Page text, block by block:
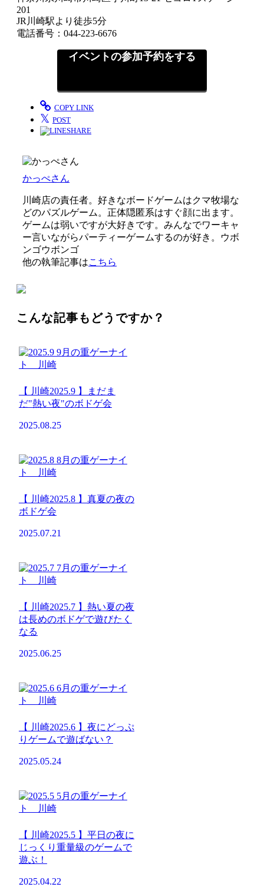
201
JR川崎駅より徒歩5分
電話番号：044-223-6676
イベントの参加予約をする
COPY LINK
𝕏 POST
SHARE
かっぺさん
川崎店の責任者。好きなボードゲームはクマ牧場な
どのパズルゲーム。正体隠匿系はすぐ顔に出ます。
ゲームは弱いですが大好きです。みんなでワーキャ
ー言いながらパーティーゲームするのが好き。ウボ
ンゴウボンゴ
他の執筆記事はこちら
こんな記事もどうですか？
【 川崎2025.9 】まだま
だ"熱い夜"のボドゲ会
2025.08.25
【 川崎2025.8 】真夏の夜の
ボドゲ会
2025.07.21
【 川崎2025.7 】熱い夏の夜
は長めのボドゲで遊びたく
なる
2025.06.25
【 川崎2025.6 】夜にどっぷ
りゲームで遊ばない？
2025.05.24
【 川崎2025.5 】平日の夜に
じっくり重量級のゲームで
遊ぶ！
2025.04.22